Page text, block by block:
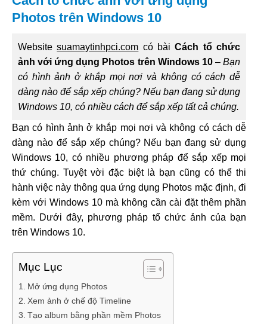
Photos trên Windows 10
Websitesuamaytinhpci.com có bàiCách tổ chức
ảnh với ứng dụng Photos trên Windows 10–Bạn
có hình ảnh ở khắp mọi nơi và không có cách dễ
dàng nào để sắp xếp chúng? Nếu bạn đang sử dụng
Windows 10, có nhiều cách để sắp xếp tất cả chúng.
Bạn có hình ảnh ở khắp mọi nơi và không có cách dễ
dàng nào để sắp xếp chúng? Nếu bạn đang sử dụng
Windows 10, có nhiều phương pháp để sắp xếp mọi
thứ chúng. Tuyệt vời đặc biệt là bạn cũng có thể thi
hành việc này thông qua ứng dụng Photos mặc định, đi
kèm với Windows 10 mà không cần cài đặt thêm phần
mềm. Dưới đây, phương pháp tổ chức ảnh của bạn
trên Windows 10.
Mục Lục
Mở ứng dụng Photos
Xem ảnh ở chế độ Timeline
Tạo album bằng phần mềm Photos